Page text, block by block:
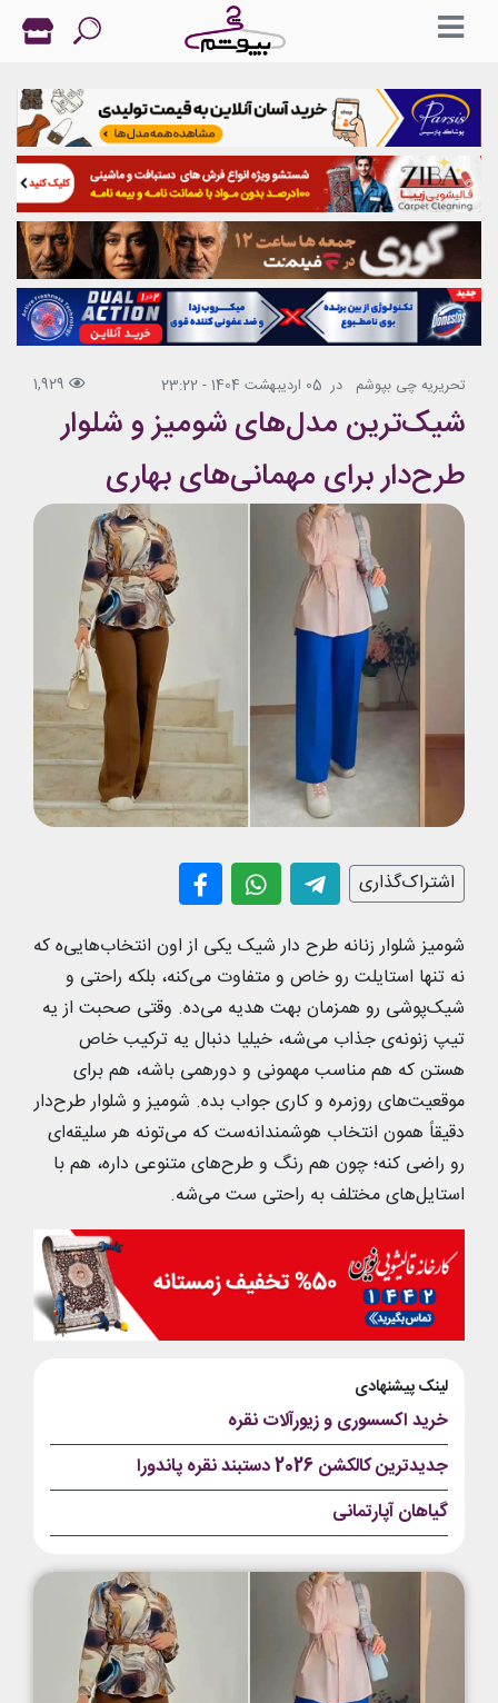
تحریریه چی بپوشم در 05 اردیبهشت 1404 - 23:22 1,929
شیک‌ترین مدل‌های شومیز و شلوار
طرح‌دار برای مهمانی‌های بهاری
اشتراک‌گذاری
شومیز شلوار زنانه طرح دار شیک یکی از اون انتخاب‌هایی‌ه که
نه تنها استایلت رو خاص و متفاوت می‌کنه، بلکه راحتی و
شیک‌پوشی رو همزمان بهت هدیه می‌ده. وقتی صحبت از یه
تیپ زنونه‌ی جذاب می‌شه، خیلیا دنبال یه ترکیب خاص
هستن که هم مناسب مهمونی و دورهمی باشه، هم برای
موقعیت‌های روزمره و کاری جواب بده. شومیز و شلوار طرح‌دار
دقیقاً همون انتخاب هوشمندانه‌ست که می‌تونه هر سلیقه‌ای
رو راضی کنه؛ چون هم رنگ و طرح‌های متنوعی داره، هم با
استایل‌های مختلف به راحتی ست می‌شه.
لینک پیشنهادی
خرید اکسسوری و زیورآلات نقره
جدیدترین کالکشن 2026 دستبند نقره پاندورا
گیاهان آپارتمانی